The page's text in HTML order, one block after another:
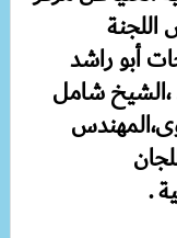
أبو راشد
،الشيخ شامل
.